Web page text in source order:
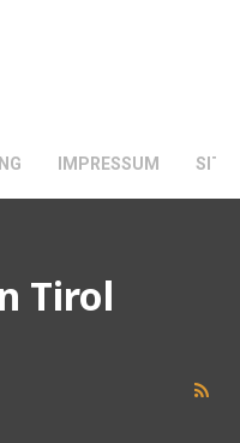
IMPRESSUM
Tirol